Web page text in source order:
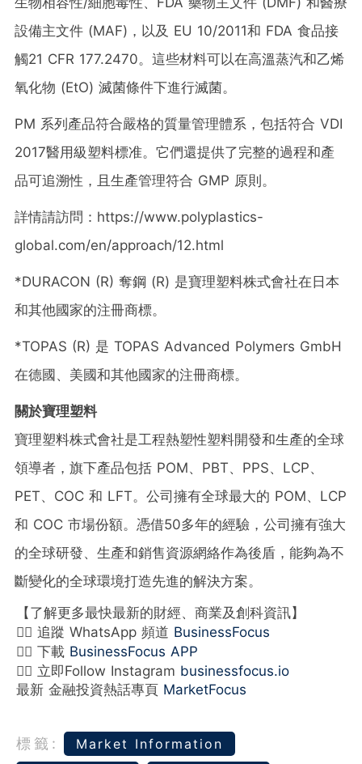
設備主文件 (MAF)，以及 EU 10/2011和 FDA 食品接
觸21 CFR 177.2470。這些材料可以在高溫蒸汽和乙烯
氧化物 (EtO) 滅菌條件下進行滅菌。
PM 系列產品符合嚴格的質量管理體系，包括符合 VDI
2017醫用級塑料標准。它們還提供了完整的過程和產
品可追溯性，且生產管理符合 GMP 原則。
詳情請訪問：https://www.polyplastics-
global.com/en/approach/12.html
*DURACON (R) 奪鋼 (R) 是寶理塑料株式會社在日本
和其他國家的注冊商標。
*TOPAS (R) 是 TOPAS Advanced Polymers GmbH
在德國、美國和其他國家的注冊商標。
關於寶理塑料
寶理塑料株式會社是工程熱塑性塑料開發和生產的全球
領導者，旗下產品包括 POM、PBT、PPS、LCP、
PET、COC 和 LFT。公司擁有全球最大的 POM、LCP
和 COC 市場份額。憑借50多年的經驗，公司擁有強大
的全球研發、生產和銷售資源網絡作為後盾，能夠為不
斷變化的全球環境打造先進的解決方案。
【了解更多最快最新的財經、商業及創科資訊】
👉🏻 追蹤 WhatsApp 頻道 BusinessFocus
👉🏻 下載 BusinessFocus APP
👉🏻 立即Follow Instagram businessfocus.io
最新 金融投資熱話專頁 MarketFocus
標籤:
Market Information